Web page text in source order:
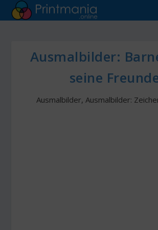
Ausmalbilder:
seine
Ausmalbilder, Ausmalbilder: